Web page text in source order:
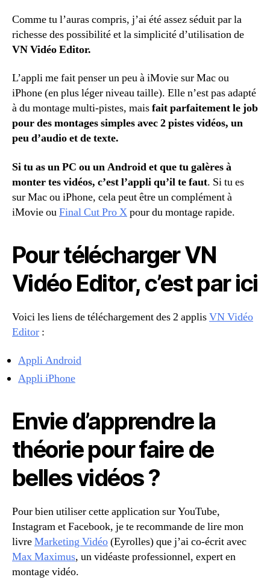
Comme tu l’auras compris, j’ai été assez séduit par la
richesse des possibilité et la simplicité d’utilisation de
VN Vidéo Editor.
L’appli me fait penser un peu à iMovie sur Mac ou
iPhone (en plus léger niveau taille). Elle n’est pas adapté
à du montage multi-pistes, maisfait parfaitement le job
pour des montages simples avec 2 pistes vidéos, un
peu d’audio et de texte.
Si tu as un PC ou un Android et que tu galères à
monter tes vidéos, c’est l’appli qu’il te faut. Si tu es
sur Mac ou iPhone, cela peut être un complément à
iMovie ouFinal Cut Pro Xpour du montage rapide.
Pour télécharger VN
Vidéo Editor, c’est par ici
Voici les liens de téléchargement des 2 applisVN Vidéo
Editor :
Appli Android
Appli iPhone
Envie d’apprendre la
théorie pour faire de
belles vidéos ?
Pour bien utiliser cette application sur YouTube,
Instagram et Facebook, je te recommande de lire mon
livreMarketing Vidéo(Eyrolles) que j’ai co-écrit avec
Max Maximus, un vidéaste professionnel, expert en
montage vidéo.